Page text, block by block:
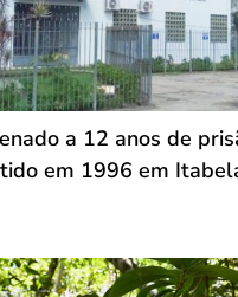
a 12 anos de
em 1996 em